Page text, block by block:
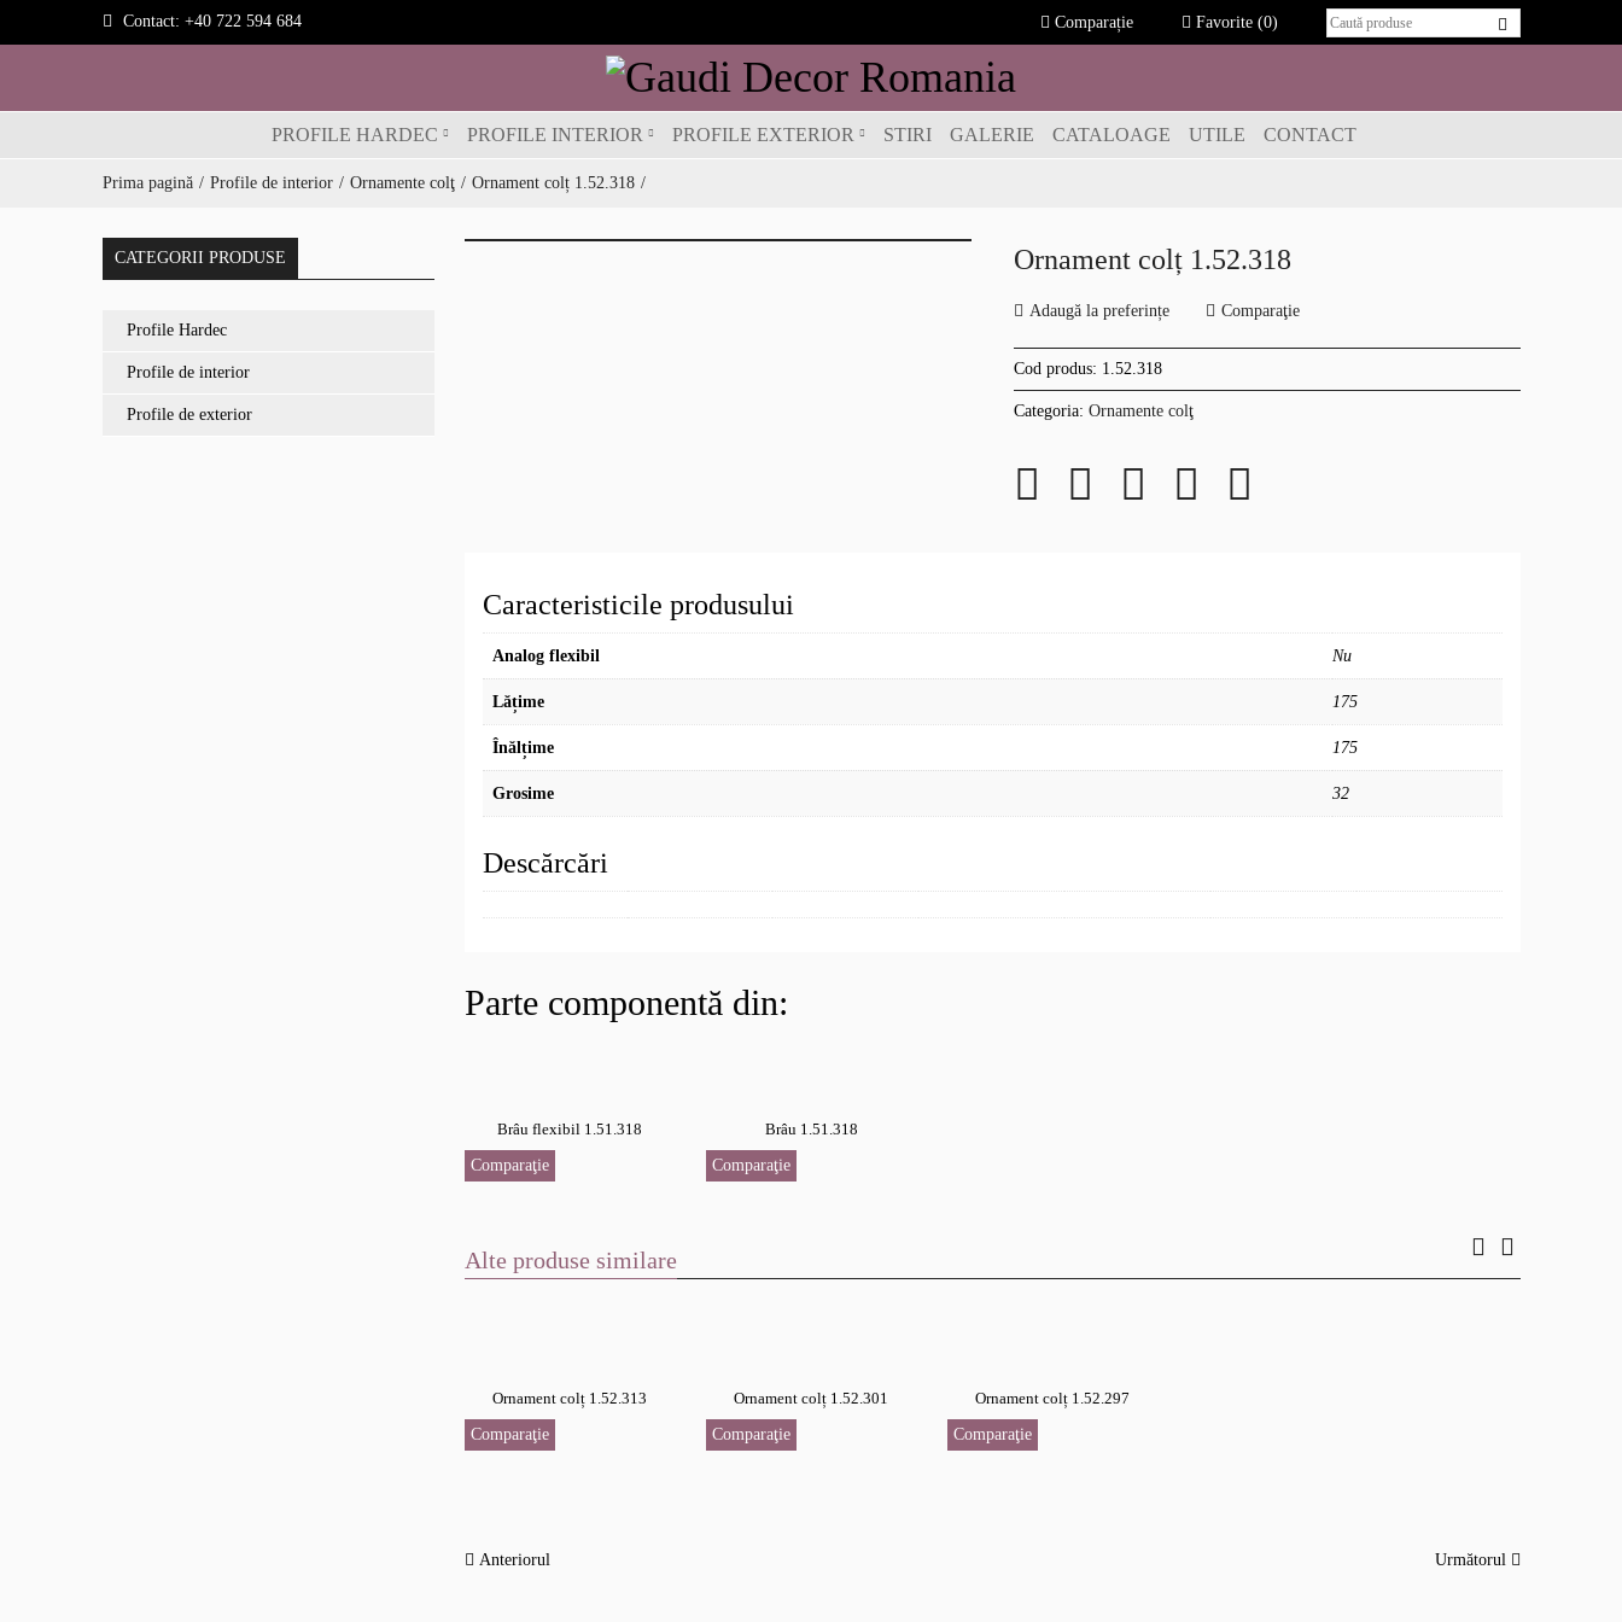
Contact: +40 722 594 684 Comparație Favorite (0)
PROFILE HARDEC PROFILE INTERIOR PROFILE EXTERIOR STIRI GALERIE CATALOAGE UTILE CONTACT
Prima pagină Profile de interior Ornamente colţ Ornament colț 1.52.318
Ornament colț 1.52.318
Adaugă la preferințe Comparaţie
Cod produs: 1.52.318
Categoria: Ornamente colţ
Caracteristicile produsului
Analog flexibil Nu
Lățime 175
Înălțime 175
Grosime 32
Descărcări
Parte componentă din:
Brâu flexibil 1.51.318
Comparaţie
Brâu 1.51.318
Comparaţie
Alte produse similare
Ornament colț 1.52.313
Comparaţie
Ornament colț 1.52.301
Comparaţie
Ornament colț 1.52.297
Comparaţie
Anteriorul Următorul
CATEGORII PRODUSE
Profile Hardec
Profile de interior
Profile de exterior